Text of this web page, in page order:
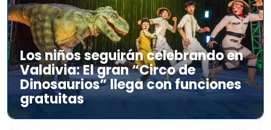
Los niños seguirán celebrando en
Valdivia: El gran “Circo de
Dinosaurios” llega con funciones
gratuitas